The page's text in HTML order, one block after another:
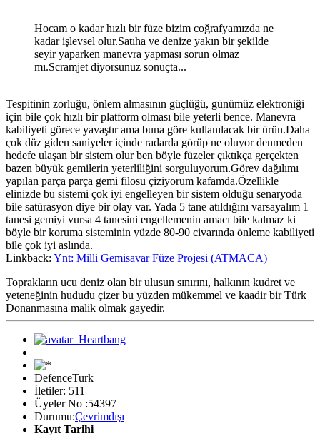
Hocam o kadar hızlı bir füze bizim coğrafyamızda ne
kadar işlevsel olur.Satıha ve denize yakın bir şekilde
seyir yaparken manevra yapması sorun olmaz
mı.Scramjet diyorsunuz sonuçta...
Tespitinin zorluğu, önlem almasının güçlüğü, günümüz elektroniği
için bile çok hızlı bir platform olması bile yeterli bence. Manevra
kabiliyeti görece yavaştır ama buna göre kullanılacak bir ürün.Daha
çok düz giden saniyeler içinde radarda görüp ne oluyor denmeden
hedefe ulaşan bir sistem olur ben böyle füzeler çıktıkça gerçekten
bazen büyük gemilerin yeterliliğini sorguluyorum.Görev dağılımı
yapılan parça parça gemi filosu çiziyorum kafamda.Özellikle
elinizde bu sistemi çok iyi engelleyen bir sistem olduğu senaryoda
bile satürasyon diye bir olay var. Yada 5 tane atıldığını varsayalım 1
tanesi gemiyi vursa 4 tanesini engellemenin amacı bile kalmaz ki
böyle bir koruma sisteminin yüzde 80-90 civarında önleme kabiliyeti
bile çok iyi aslında.
Linkback: Ynt: Milli Gemisavar Füze Projesi (ATMACA)
Toprakların ucu deniz olan bir ulusun sınırını, halkının kudret ve
yeteneğinin hududu çizer bu yüzden mükemmel ve kaadir bir Türk
Donanmasına malik olmak gayedir.
DefenceTurk
İletiler: 511
Üyeler No :54397
Durumu:Çevrimdışı
Kayıt Tarihi